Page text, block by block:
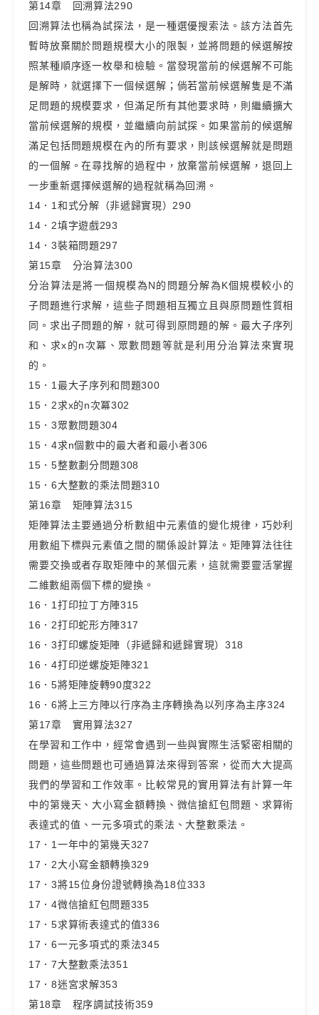
第14章 回溯算法290
回溯算法也稱為試探法，是一種選優搜索法。該方法首先
暫時放棄關於問題規模大小的限製，並將問題的候選解按
照某種順序逐一枚舉和檢驗。當發現當前的候選解不可能
是解時，就選擇下一個候選解；倘若當前候選解隻是不滿
足問題的規模要求，但滿足所有其他要求時，則繼續擴大
當前候選解的規模，並繼續向前試探。如果當前的候選解
滿足包括問題規模在內的所有要求，則該候選解就是問題
的一個解。在尋找解的過程中，放棄當前候選解，退回上
一步重新選擇候選解的過程就稱為回溯。
14．1和式分解（非遞歸實現）290
14．2填字遊戲293
14．3裝箱問題297
第15章 分治算法300
分治算法是將一個規模為N的問題分解為K個規模較小的
子問題進行求解，這些子問題相互獨立且與原問題性質相
同。求出子問題的解，就可得到原問題的解。最大子序列
和、求x的n次冪、眾數問題等就是利用分治算法來實現
的。
15．1最大子序列和問題300
15．2求x的n次冪302
15．3眾數問題304
15．4求n個數中的最大者和最小者306
15．5整數劃分問題308
15．6大整數的乘法問題310
第16章 矩陣算法315
矩陣算法主要通過分析數組中元素值的變化規律，巧妙利
用數組下標與元素值之間的關係設計算法。矩陣算法往往
需要交換或者存取矩陣中的某個元素，這就需要靈活掌握
二維數組兩個下標的變換。
16．1打印拉丁方陣315
16．2打印蛇形方陣317
16．3打印螺旋矩陣（非遞歸和遞歸實現）318
16．4打印逆螺旋矩陣321
16．5將矩陣旋轉90度322
16．6將上三方陣以行序為主序轉換為以列序為主序324
第17章 實用算法327
在學習和工作中，經常會遇到一些與實際生活緊密相關的
問題，這些問題也可通過算法來得到答案，從而大大提高
我們的學習和工作效率。比較常見的實用算法有計算一年
中的第幾天、大小寫金額轉換、微信搶紅包問題、求算術
表達式的值、一元多項式的乘法、大整數乘法。
17．1一年中的第幾天327
17．2大小寫金額轉換329
17．3將15位身份證號轉換為18位333
17．4微信搶紅包問題335
17．5求算術表達式的值336
17．6一元多項式的乘法345
17．7大整數乘法351
17．8迷宮求解353
第18章 程序調試技術359